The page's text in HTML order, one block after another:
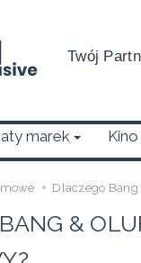
Twój
marek
Dlaczego
&